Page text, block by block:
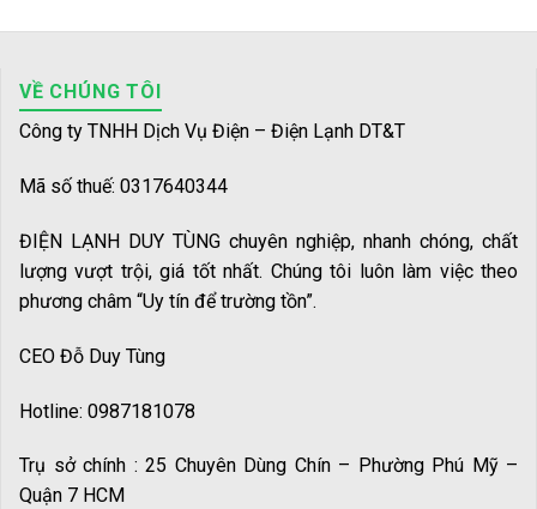
VỀ CHÚNG TÔI
Công ty TNHH Dịch Vụ Điện – Điện Lạnh DT&T
Mã số thuế: 0317640344
ĐIỆN LẠNH DUY TÙNG chuyên nghiệp, nhanh chóng, chất
lượng vượt trội, giá tốt nhất. Chúng tôi luôn làm việc theo
phương châm “Uy tín để trường tồn”.
CEO Đỗ Duy Tùng
Hotline: 0987181078
Trụ sở chính : 25 Chuyên Dùng Chín – Phường Phú Mỹ –
Quận 7 HCM